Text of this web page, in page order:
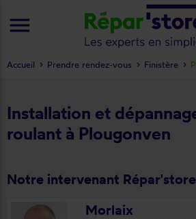
Installation et
roulant à Plougonven
Notre intervenant
Morlaix
Accueil Prendre rendez-vous Finistère
menu